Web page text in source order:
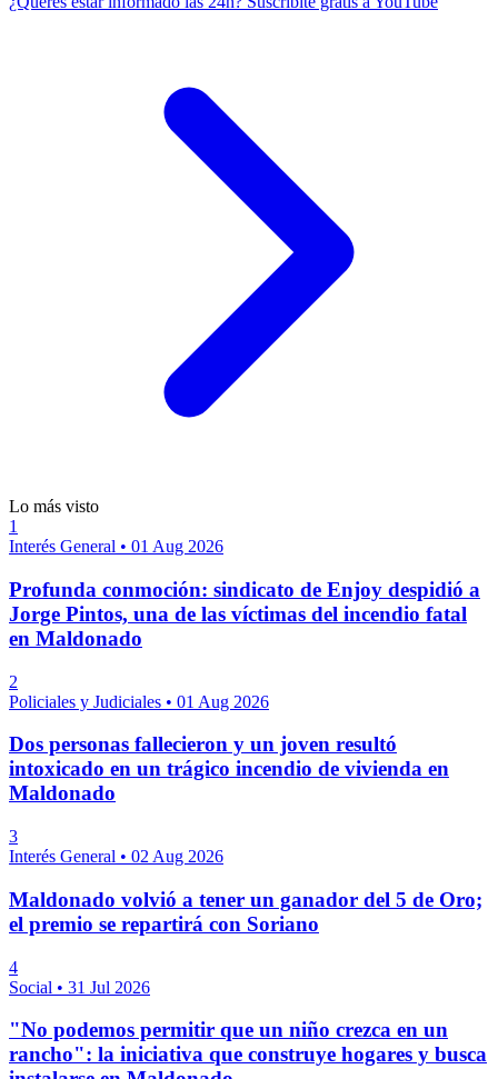
Lo más visto
1
Interés General • 01 Aug 2026
Profunda conmoción: sindicato de Enjoy despidió a
Jorge Pintos, una de las víctimas del incendio fatal
en Maldonado
2
Policiales y Judiciales • 01 Aug 2026
Dos personas fallecieron y un joven resultó
intoxicado en un trágico incendio de vivienda en
Maldonado
3
Interés General • 02 Aug 2026
Maldonado volvió a tener un ganador del 5 de Oro;
el premio se repartirá con Soriano
4
Social • 31 Jul 2026
"No podemos permitir que un niño crezca en un
rancho": la iniciativa que construye hogares y busca